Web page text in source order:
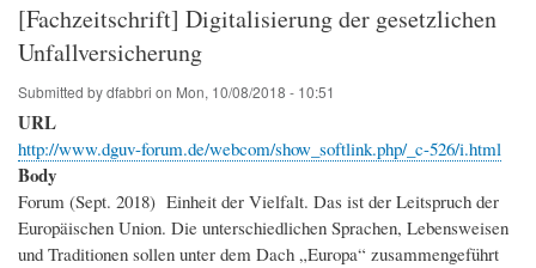
[Fachzeitschrift] Digitalisierung der gesetzlichen
Unfallversicherung
Submitted bydfabbri on Mon, 10/08/2018 - 10:51
URL
http://www.dguv-forum.de/webcom/show_softlink.php/_c-526/i.html
Body
Forum (Sept. 2018) Einheit der Vielfalt. Das ist der Leitspruch der
Europäischen Union. Die unterschiedlichen Sprachen, Lebensweisen
und Traditionen sollen unter dem Dach „Europa“ zusammengeführt